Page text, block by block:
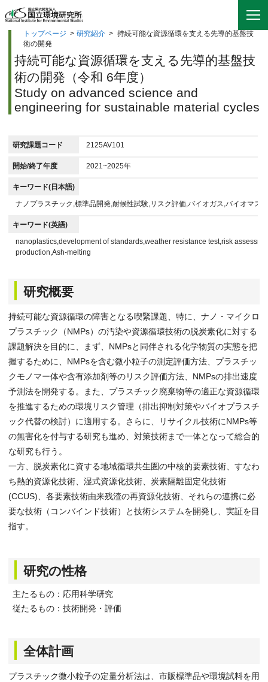
トップページ > 研究紹介 > 持続可能な資源循環を支える先導的基盤技
術の開発
持続可能な資源循環を支える先導的基盤技
術の開発（令和 6年度）
Study on advanced science and
engineering for sustainable material cycles
研究課題コード 2125AV101
開始/終了年度 2021~2025年
キーワード(日本語)
ナノプラスチック,標準品開発,耐候性試験,リスク評価,バイオガス,バイオマス
キーワード(英語)
nanoplastics,development of standards,weather resistance test,risk
production,Ash-melting
研究概要
持続可能な資源循環の障害となる喫緊課題、特に、ナノ・マイクロ
プラスチック（NMPs）の汚染や資源循環技術の脱炭素化に対する
課題解決を目的に、まず、NMPsと同伴される化学物質の実態を把
握するために、NMPsを含む微小粒子の測定評価方法、プラスチッ
クモノマー体や含有添加剤等のリスク評価方法、NMPsの排出速度
予測法を開発する。また、プラスチック廃棄物等の適正な資源循環
を推進するための環境リスク管理（排出抑制対策やバイオプラスチ
ック代替の検討）に適用する。さらに、リサイクル技術にNMPs等
の無害化を付与する研究も進め、対策技術まで一体となって総合的
な研究も行う。
一方、脱炭素化に資する地域循環共生圏の中核的要素技術、すなわ
ち熱的資源化技術、湿式資源化技術、炭素隔離固定化技術
(CCUS)、各要素技術由来残渣の再資源化技術、それらの連携に必
要な技術（コンバインド技術）と技術システムを開発し、実証を目
指す。
研究の性格
主たるもの：応用科学研究
従たるもの：技術開発・評価
全体計画
プラスチック微小粒子の定量分析法は、市販標準品や環境試料を用